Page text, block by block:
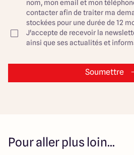
nom, mon email et mon
contacter afin de traiter ma
stockées pour une durée de 12
J'accepte de recevoir la
ainsi que ses actualités et
Soumettre
Pour aller plus loin...